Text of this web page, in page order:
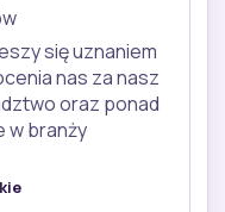
się uznaniem
nas za nasz
oraz ponad
w branży